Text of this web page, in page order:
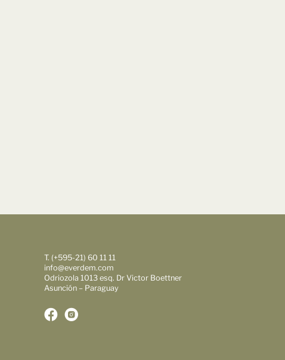
T. (+595-21) 60 11 11
info@everdem.com
Odriozola 1013 esq. Dr Victor Boettner
Asunción – Paraguay